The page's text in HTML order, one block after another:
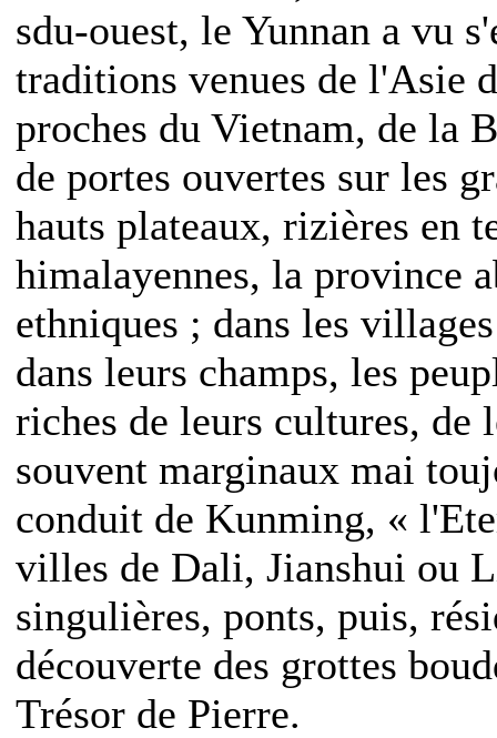
sdu-ouest, le Yunnan a vu
traditions venues de l'Asie
proches du Vietnam, de la
de portes ouvertes sur les
hauts plateaux, rizières en
himalayennes, la province
ethniques ; dans les
dans leurs champs, les
riches de leurs cultures, de
souvent marginaux mai
conduit de Kunming, «
villes de Dali, Jianshui ou
singulières, ponts, puis,
découverte des grottes
Trésor de Pierre.